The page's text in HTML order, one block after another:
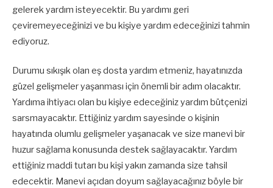
gelerek yardım isteyecektir. Bu yardımı geri
çeviremeyeceğinizi ve bu kişiye yardım edeceğinizi tahmin
ediyoruz.
Durumu sıkışık olan eş dosta yardım etmeniz, hayatınızda
güzel gelişmeler yaşanması için önemli bir adım olacaktır.
Yardıma ihtiyacı olan bu kişiye edeceğiniz yardım bütçenizi
sarsmayacaktır. Ettiğiniz yardım sayesinde o kişinin
hayatında olumlu gelişmeler yaşanacak ve size manevi bir
huzur sağlama konusunda destek sağlayacaktır. Yardım
ettiğiniz maddi tutarı bu kişi yakın zamanda size tahsil
edecektir. Manevi açıdan doyum sağlayacağınız böyle bir